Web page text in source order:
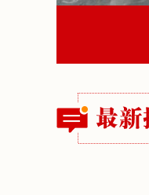
干担当——《整治形式